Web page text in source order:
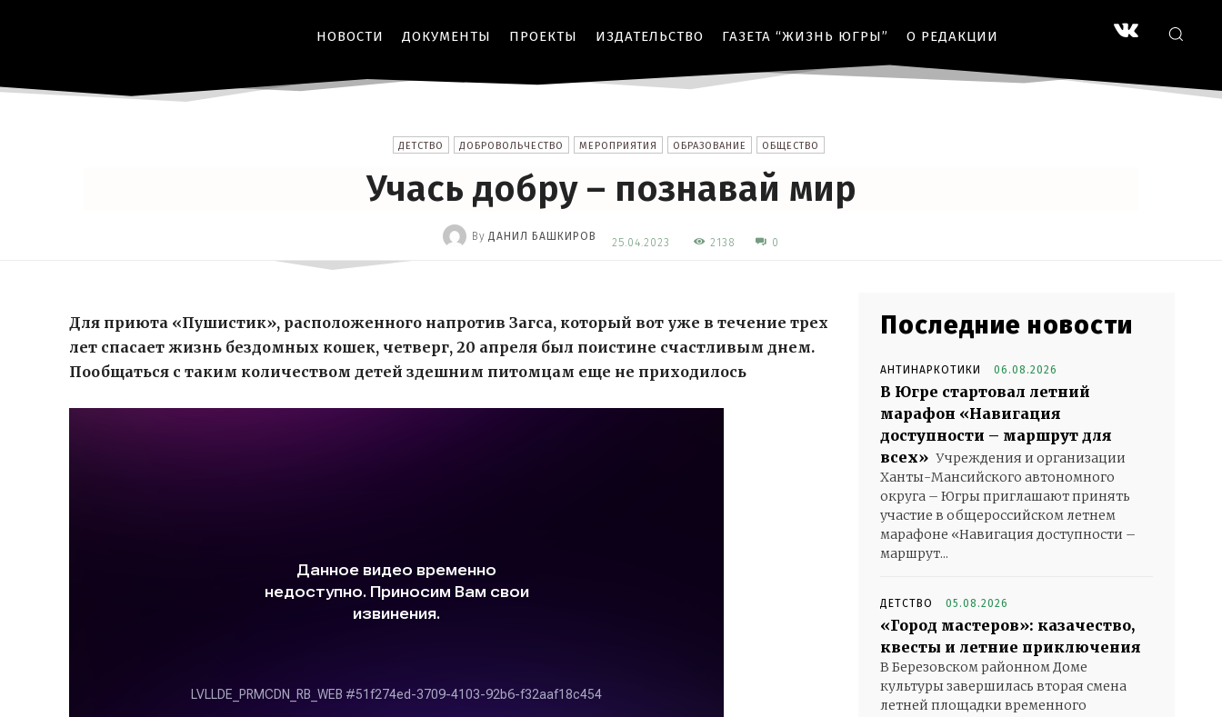
НОВОСТИ ДОКУМЕНТЫ ПРОЕКТЫ ИЗДАТЕЛЬСТВО ГАЗЕТА “ЖИЗНЬ ЮГРЫ” О РЕДАКЦИИ
ДЕТСТВО ДОБРОВОЛЬЧЕСТВО МЕРОПРИЯТИЯ ОБРАЗОВАНИЕ ОБЩЕСТВО
Учась добру – познавай мир
By ДАНИЛ БАШКИРОВ 25.04.2023 2138 0
Для приюта «Пушистик», расположенного напротив Загса, который вот уже в течение трех
лет спасает жизнь бездомных кошек, четверг, 20 апреля был поистине счастливым днем.
Пообщаться с таким количеством детей здешним питомцам еще не приходилось
Последние новости
АНТИНАРКОТИКИ 06.08.2026
В Югре стартовал летний
марафон «Навигация
доступности – маршрут для
всех» Учреждения и организации
Ханты-Мансийского автономного
округа – Югры приглашают принять
участие в общероссийском летнем
марафоне «Навигация доступности –
маршрут...
ДЕТСТВО 05.08.2026
«Город мастеров»: казачество,
квесты и летние приключения
В Березовском районном Доме
культуры завершилась вторая смена
летней площадки временного